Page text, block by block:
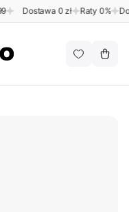
Dostawa 0 zł Raty 0%
Koszyk